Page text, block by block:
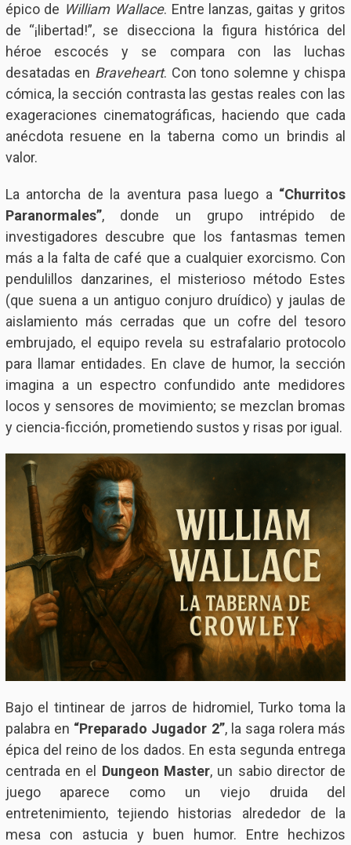
épico de William Wallace. Entre lanzas, gaitas y gritos
de “¡libertad!”, se disecciona la figura histórica del
héroe escocés y se compara con las luchas
desatadas en Braveheart. Con tono solemne y chispa
cómica, la sección contrasta las gestas reales con las
exageraciones cinematográficas, haciendo que cada
anécdota resuene en la taberna como un brindis al
valor.
La antorcha de la aventura pasa luego a “Churritos
Paranormales”, donde un grupo intrépido de
investigadores descubre que los fantasmas temen
más a la falta de café que a cualquier exorcismo. Con
pendulillos danzarines, el misterioso método Estes
(que suena a un antiguo conjuro druídico) y jaulas de
aislamiento más cerradas que un cofre del tesoro
embrujado, el equipo revela su estrafalario protocolo
para llamar entidades. En clave de humor, la sección
imagina a un espectro confundido ante medidores
locos y sensores de movimiento; se mezclan bromas
y ciencia-ficción, prometiendo sustos y risas por igual.
Bajo el tintinear de jarros de hidromiel, Turko toma la
palabra en “Preparado Jugador 2”, la saga rolera más
épica del reino de los dados. En esta segunda entrega
centrada en el Dungeon Master, un sabio director de
juego aparece como un viejo druida del
entretenimiento, tejiendo historias alrededor de la
mesa con astucia y buen humor. Entre hechizos